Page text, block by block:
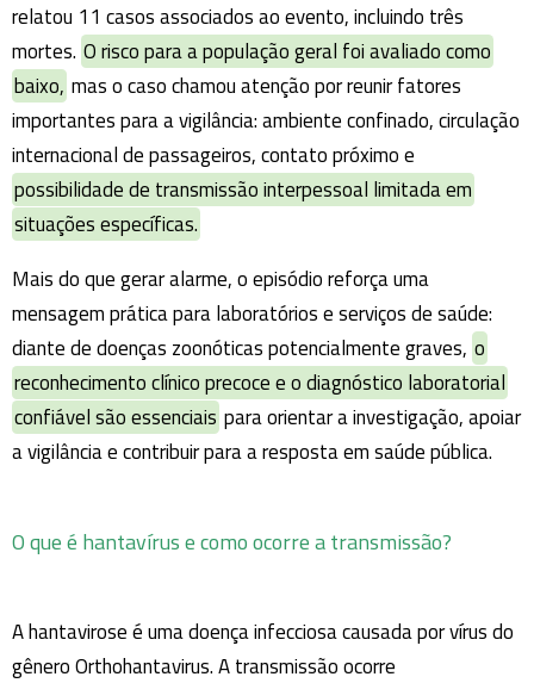
relatou 11 casos associados ao evento, incluindo três
mortes. O risco para a população geral foi avaliado como
baixo, mas o caso chamou atenção por reunir fatores
importantes para a vigilância: ambiente confinado, circulação
internacional de passageiros, contato próximo e
possibilidade de transmissão interpessoal limitada em
situações específicas.
Mais do que gerar alarme, o episódio reforça uma
mensagem prática para laboratórios e serviços de saúde:
diante de doenças zoonóticas potencialmente graves, o
reconhecimento clínico precoce e o diagnóstico laboratorial
confiável são essenciais para orientar a investigação, apoiar
a vigilância e contribuir para a resposta em saúde pública.
O que é hantavírus e como ocorre a transmissão?
A hantavirose é uma doença infecciosa causada por vírus do
gênero Orthohantavirus. A transmissão ocorre